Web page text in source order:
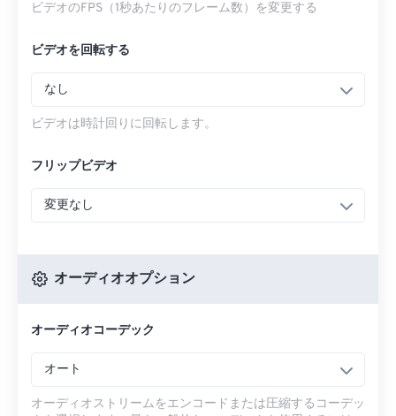
ビデオのFPS（1秒あたりのフレーム数）を変更する
ビデオを回転する
なし
ビデオは時計回りに回転します。
フリップビデオ
変更なし
オーディオオプション
オーディオコーデック
オート
オーディオストリームをエンコードまたは圧縮するコーデッ